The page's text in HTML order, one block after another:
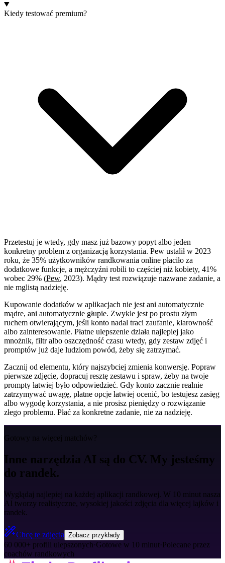
Kiedy testować premium?
Przetestuj je wtedy, gdy masz już bazowy popyt albo jeden
konkretny problem z organizacją korzystania. Pew ustalił w 2023
roku, że 35% użytkowników randkowania online płaciło za
dodatkowe funkcje, a mężczyźni robili to częściej niż kobiety, 41%
wobec 29% (Pew, 2023). Mądry test rozwiązuje nazwane zadanie, a
nie mglistą nadzieję.
Kupowanie dodatków w aplikacjach nie jest ani automatycznie
mądre, ani automatycznie głupie. Zwykle jest po prostu złym
ruchem otwierającym, jeśli konto nadal traci zaufanie, klarowność
albo zainteresowanie. Płatne ulepszenie działa najlepiej jako
mnożnik, filtr albo oszczędność czasu wtedy, gdy zestaw zdjęć i
promptów już daje ludziom powód, żeby się zatrzymać.
Zacznij od elementu, który najszybciej zmienia konwersję. Popraw
pierwsze zdjęcie, dopracuj resztę zestawu i spraw, żeby na twoje
prompty łatwiej było odpowiedzieć. Gdy konto zacznie realnie
zatrzymywać uwagę, płatne opcje łatwiej ocenić, bo testujesz zasięg
albo wygodę korzystania, a nie prosisz pieniędzy o rozwiązanie
złego problemu. Płać za konkretne zadanie, nie za nadzieję.
Gotowy na więcej matchów?
Inne narzędzia AI są do CV. My jesteśmy
do randek.
Wyglądaj najlepiej na każdej aplikacji randkowej. W 10 minut nasza
AI tworzy realistyczne, wysokiej jakości zdjęcia dla więcej lajków i
randek.
Chcę te zdjęcia Zobacz przykłady
60 000+ profili ulepszonych·Gotowe w 10 minut·Polecane przez
coachów randkowych